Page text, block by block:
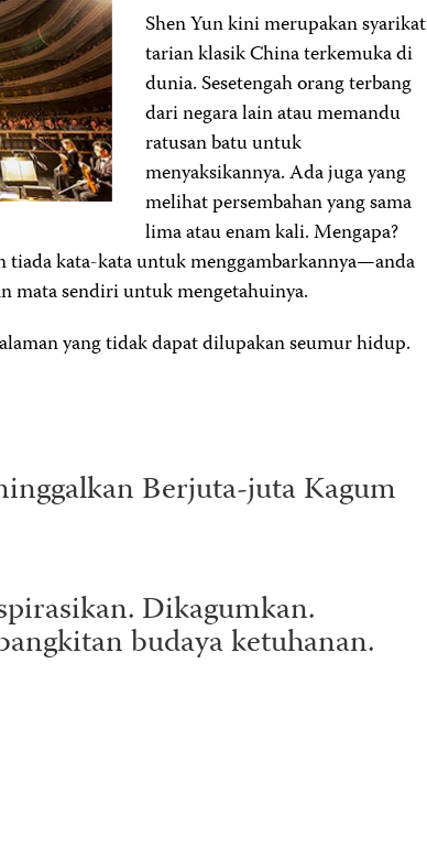
Shen Yun kini merupakan syarikat
tarian klasik China terkemuka di
dunia. Sesetengah orang terbang
dari negara lain atau memandu
ratusan batu untuk
menyaksikannya. Ada juga yang
melihat persembahan yang sama
lima atau enam kali. Mengapa?
tiada kata-kata untuk menggambarkannya—anda
mata sendiri untuk mengetahuinya.
yang tidak dapat dilupakan seumur hidup.
Berjuta-juta Kagum
Dikagumkan.
budaya ketuhanan.